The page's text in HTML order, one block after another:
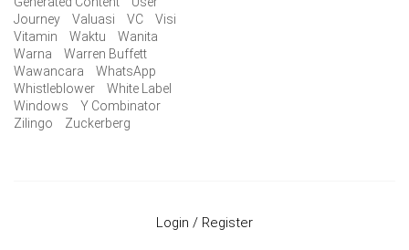
Journey
Valuasi VC
Visi
Vitamin
Waktu
Wanita
Warna
Warren Buffett
Wawancara
WhatsApp
Whistleblower
White Label
Windows
Y Combinator
Zilingo
Zuckerberg
Login / Register